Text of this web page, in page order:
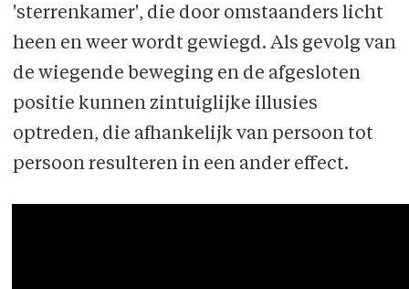
'sterrenkamer', die door omstaanders licht
heen en weer wordt gewiegd. Als gevolg van
de wiegende beweging en de afgesloten
positie kunnen zintuiglijke illusies
optreden, die afhankelijk van persoon tot
persoon resulteren in een ander effect.